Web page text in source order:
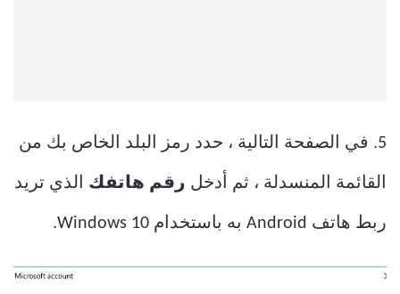
5. في الصفحة التالية ، حدد رمز البلد الخاص بك من
القائمة المنسدلة ، ثم أدخل رقم هاتفك الذي تريد
ربط هاتف Android به باستخدام Windows 10.